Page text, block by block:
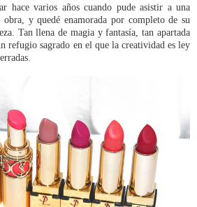
hace varios años cuando pude asistir a una
y quedé enamorada por completo de su
Tan llena de magia y fantasía, tan apartada
refugio sagrado en el que la creatividad es ley